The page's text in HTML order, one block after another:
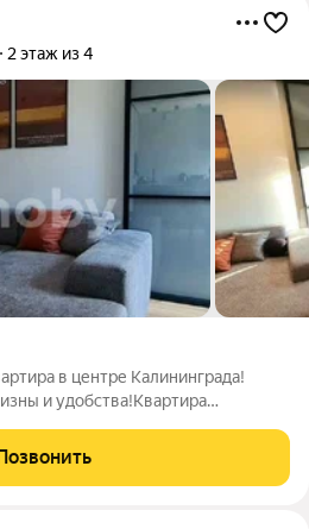
2 этаж из 4
в центре Калининграда!
и удобства!Квартира
полностью демонтированы стены,